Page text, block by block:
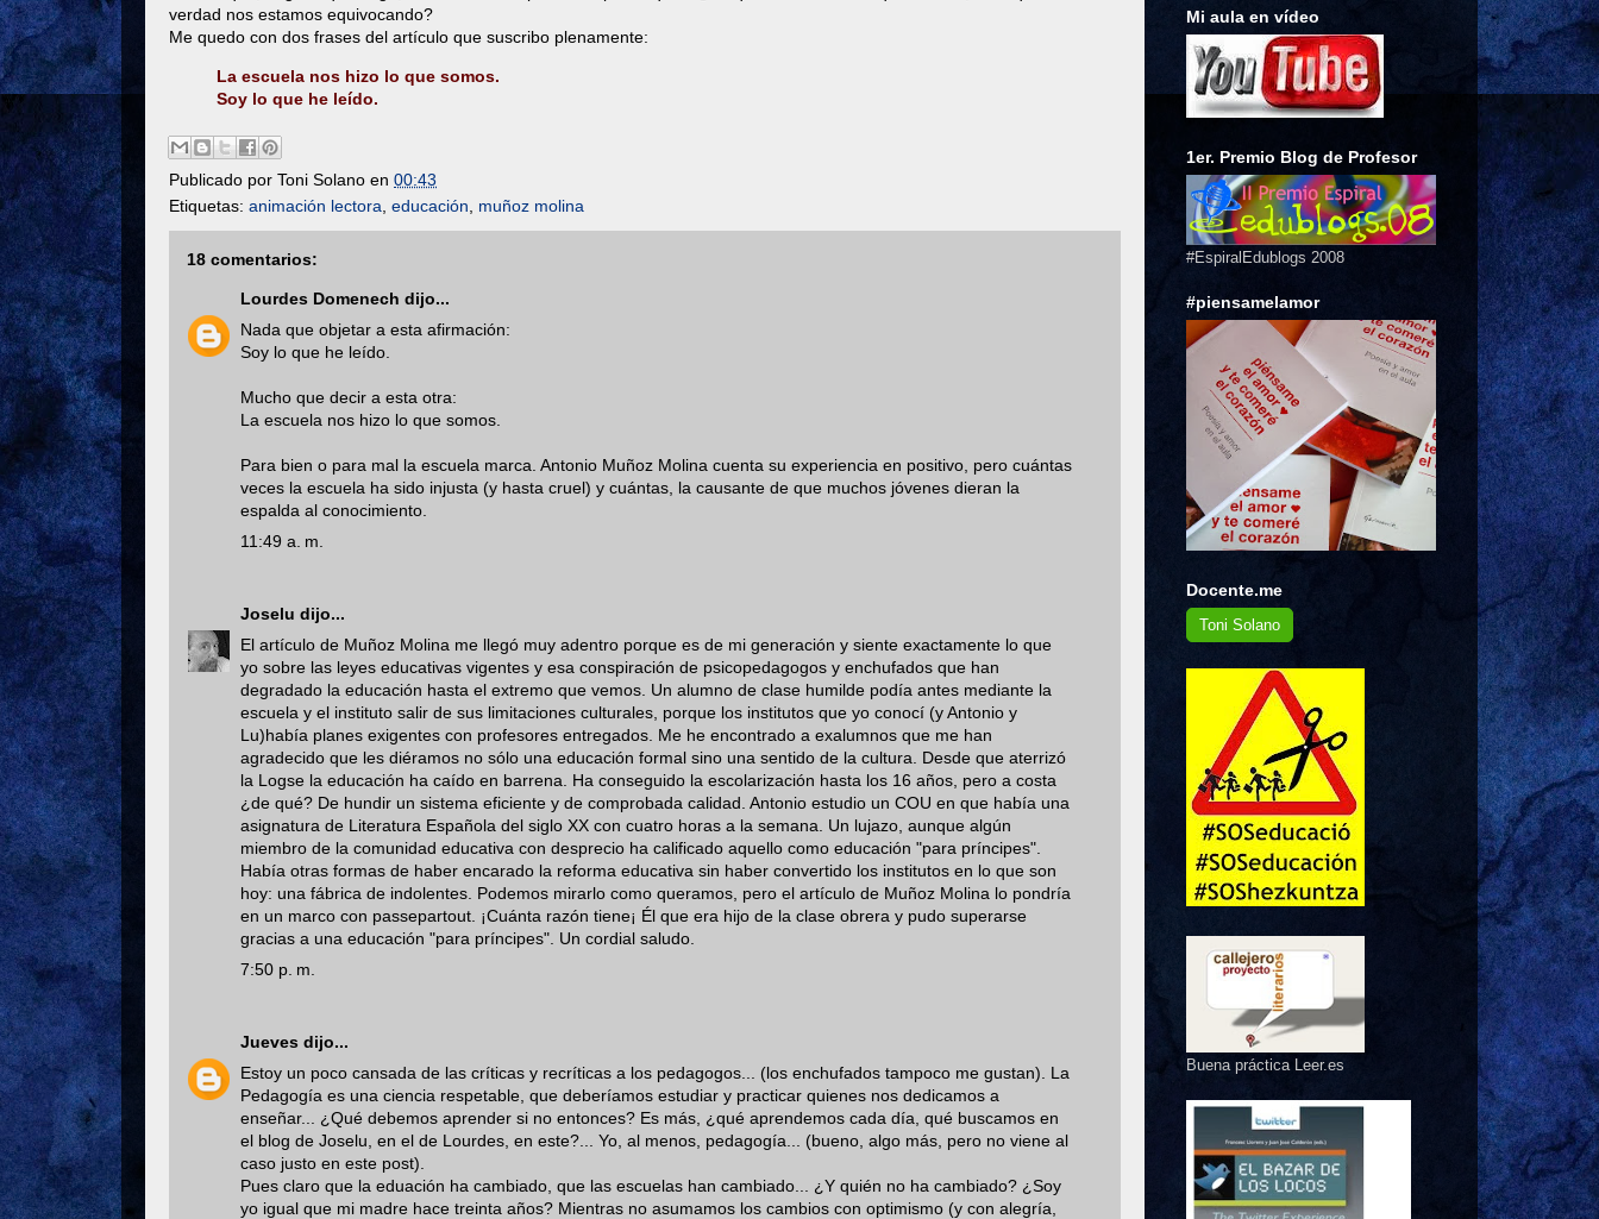
verdad nos estamos equivocando?
Me quedo con dos frases del artículo que suscribo plenamente:
La escuela nos hizo lo que somos.
Soy lo que he leído.
Publicado por Toni Solano en 00:43
Etiquetas: animación lectora educación muñoz molina
18 comentarios:
Lourdes Domenech dijo...
Nada que objetar a esta afirmación:
Soy lo que he leído.
Mucho que decir a esta otra:
La escuela nos hizo lo que somos.
Para bien o para mal la escuela marca. Antonio Muñoz Molina cuenta su experiencia en positivo, pero cuántas
veces la escuela ha sido injusta (y hasta cruel) y cuántas, la causante de que muchos jóvenes dieran la
espalda al conocimiento.
11:49 a. m.
Joselu dijo...
El artículo de Muñoz Molina me llegó muy adentro porque es de mi generación y siente exactamente lo que
yo sobre las leyes educativas vigentes y esa conspiración de psicopedagogos y enchufados que han
degradado la educación hasta el extremo que vemos. Un alumno de clase humilde podía antes mediante la
escuela y el instituto salir de sus limitaciones culturales, porque los institutos que yo conocí (y Antonio y
Lu)había planes exigentes con profesores entregados. Me he encontrado a exalumnos que me han
agradecido que les diéramos no sólo una educación formal sino una sentido de la cultura. Desde que aterrizó
la Logse la educación ha caído en barrena. Ha conseguido la escolarización hasta los 16 años, pero a costa
¿de qué? De hundir un sistema eficiente y de comprobada calidad. Antonio estudio un COU en que había una
asignatura de Literatura Española del siglo XX con cuatro horas a la semana. Un lujazo, aunque algún
miembro de la comunidad educativa con desprecio ha calificado aquello como educación "para príncipes".
Había otras formas de haber encarado la reforma educativa sin haber convertido los institutos en lo que son
hoy: una fábrica de indolentes. Podemos mirarlo como queramos, pero el artículo de Muñoz Molina lo pondría
en un marco con passepartout. ¡Cuánta razón tiene¡ Él que era hijo de la clase obrera y pudo superarse
gracias a una educación "para príncipes". Un cordial saludo.
7:50 p. m.
Jueves dijo...
Estoy un poco cansada de las críticas y recríticas a los pedagogos... (los enchufados tampoco me gustan). La
Pedagogía es una ciencia respetable, que deberíamos estudiar y practicar quienes nos dedicamos a
enseñar... ¿Qué debemos aprender si no entonces? Es más, ¿qué aprendemos cada día, qué buscamos en
el blog de Joselu, en el de Lourdes, en este?... Yo, al menos, pedagogía... (bueno, algo más, pero no viene al
caso justo en este post).
Pues claro que la eduación ha cambiado, que las escuelas han cambiado... ¿Y quién no ha cambiado? ¿Soy
yo igual que mi madre hace treinta años? Mientras no asumamos los cambios con optimismo (y con alegría,
Mi aula en vídeo
1er. Premio Blog de Profesor
#EspiralEdublogs 2008
#piensamelamor
Docente.me
Toni Solano
Buena práctica Leer.es